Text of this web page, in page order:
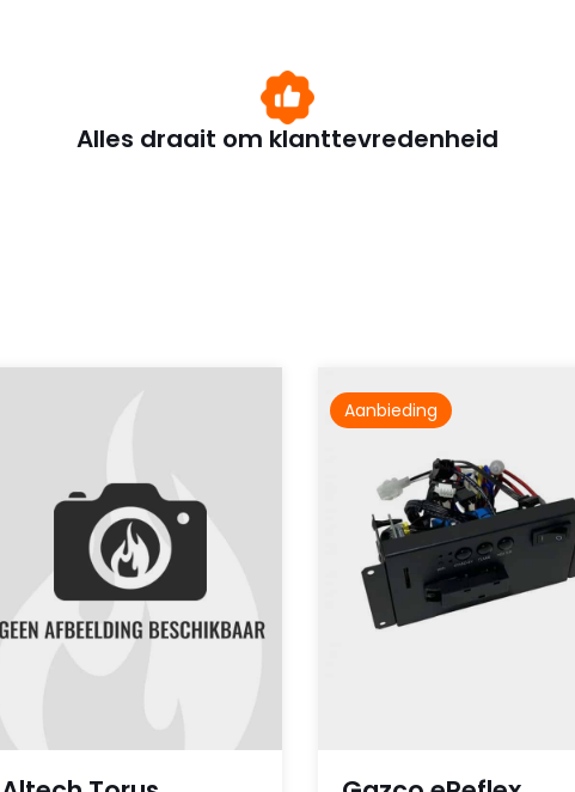
Alles draait om klanttevredenheid
Aanbieding